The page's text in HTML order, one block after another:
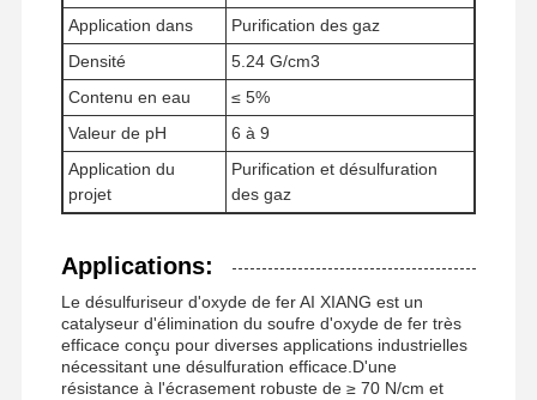
Application dans
Purification des gaz
Densité
5.24 G/cm3
Contenu en eau
≤ 5%
Valeur de pH
6 à 9
Application du
projet
Purification et désulfuration
des gaz
Applications:
Le désulfuriseur d'oxyde de fer AI XIANG est un
catalyseur d'élimination du soufre d'oxyde de fer très
efficace conçu pour diverses applications industrielles
nécessitant une désulfuration efficace.D'une
résistance à l'écrasement robuste de ≥ 70 N/cm et